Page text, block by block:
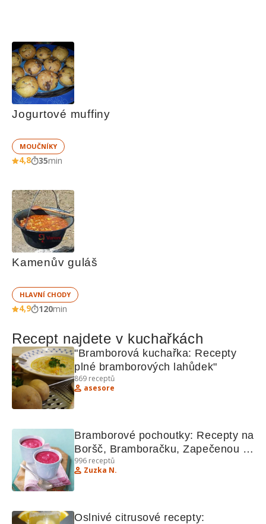
Jogurtové muffiny
MOUČNÍKY
4,8 35min
Kamenův guláš
HLAVNÍ CHODY
4,9 120min
Recept najdete v kuchařkách
"Bramborová kuchařka: Recepty
plné bramborových lahůdek"
869 receptů
asesore
Bramborové pochoutky: Recepty na
Boršč, Bramboračku, Zapečenou
kaši a další!
996 receptů
Zuzka N.
Oslnivé citrusové recepty: